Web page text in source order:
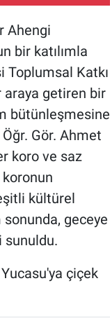
Ahengi
bir katılımla
Toplumsal Katkı
araya getiren bir
bütünleşmesine
Gör. Ahmet
koro ve saz
kültürel
geceye
sunuldu.
çiçek